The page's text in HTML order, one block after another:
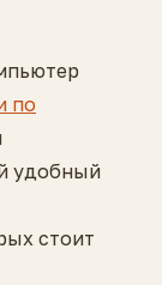
по
удобный
стоит